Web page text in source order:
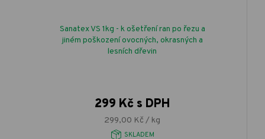
Sanatex VS 1kg - k ošetření ran po řezu a
jiném poškození ovocných, okrasných a
lesních dřevin
299 Kč s DPH
299,00 Kč / kg
SKLADEM